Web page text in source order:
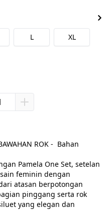
L XL
ROK -  Bahan
Pamela One Set, setelan
feminin dengan
atasan berpotongan
pinggang serta rok
yang elegan dan